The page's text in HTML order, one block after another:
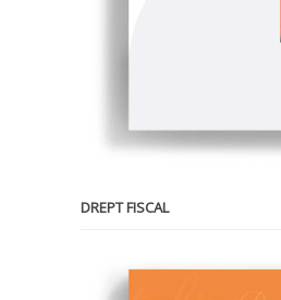
DREPT FISCAL